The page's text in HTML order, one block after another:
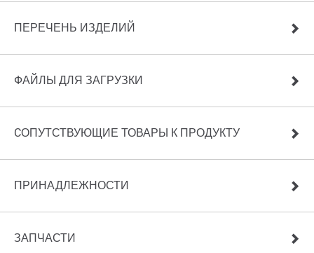
ПЕРЕЧЕНЬ ИЗДЕЛИЙ
ФАЙЛЫ ДЛЯ ЗАГРУЗКИ
CОПУТСТВУЮЩИЕ ТОВАРЫ К ПРОДУКТУ
ПРИНАДЛЕЖНОСТИ
ЗАПЧАСТИ